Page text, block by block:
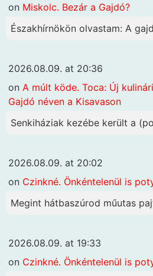
on Miskolc. Bezár a Gajdó?
Északhírnökön olvastam: A
2026.08.09. at 20:36
on A múlt köde. Toca: Új
Gajdó néven a Kisavason
Senkiháziak kezébe került a
2026.08.09. at 20:02
on Czinkné. Önkéntelenül is
Megint hátbaszúrod műutas
2026.08.09. at 19:33
on Czinkné. Önkéntelenül is